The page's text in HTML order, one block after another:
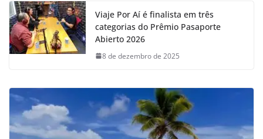
Viaje Por Aí é finalista em três
categorias do Prêmio Pasaporte
Abierto 2026
8 de dezembro de 2025